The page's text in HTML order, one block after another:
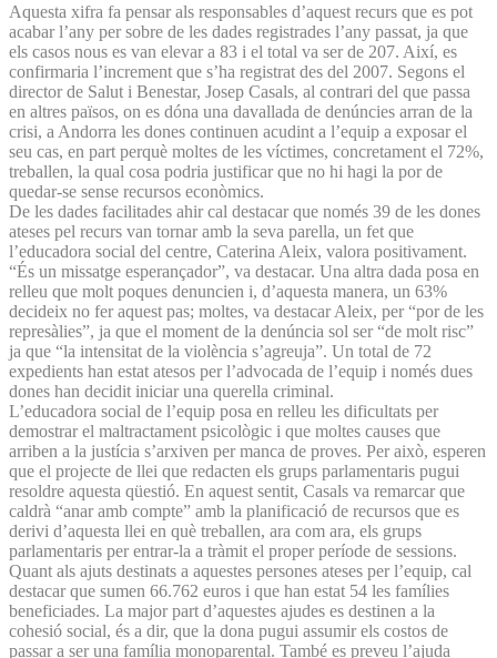
Aquesta xifra fa pensar als responsables d’aquest recurs que es pot
acabar l’any per sobre de les dades registrades l’any passat, ja que
els casos nous es van elevar a 83 i el total va ser de 207. Així, es
confirmaria l’increment que s’ha registrat des del 2007. Segons el
director de Salut i Benestar, Josep Casals, al contrari del que passa
en altres països, on es dóna una davallada de denúncies arran de la
crisi, a Andorra les dones continuen acudint a l’equip a exposar el
seu cas, en part perquè moltes de les víctimes, concretament el 72%,
treballen, la qual cosa podria justificar que no hi hagi la por de
quedar-se sense recursos econòmics.
De les dades facilitades ahir cal destacar que només 39 de les dones
ateses pel recurs van tornar amb la seva parella, un fet que
l’educadora social del centre, Caterina Aleix, valora positivament.
“És un missatge esperançador”, va destacar. Una altra dada posa en
relleu que molt poques denuncien i, d’aquesta manera, un 63%
decideix no fer aquest pas; moltes, va destacar Aleix, per “por de les
represàlies”, ja que el moment de la denúncia sol ser “de molt risc”
ja que “la intensitat de la violència s’agreuja”. Un total de 72
expedients han estat atesos per l’advocada de l’equip i només dues
dones han decidit iniciar una querella criminal.
L’educadora social de l’equip posa en relleu les dificultats per
demostrar el maltractament psicològic i que moltes causes que
arriben a la justícia s’arxiven per manca de proves. Per això, esperen
que el projecte de llei que redacten els grups parlamentaris pugui
resoldre aquesta qüestió. En aquest sentit, Casals va remarcar que
caldrà “anar amb compte” amb la planificació de recursos que es
derivi d’aquesta llei en què treballen, ara com ara, els grups
parlamentaris per entrar-la a tràmit el proper període de sessions.
Quant als ajuts destinats a aquestes persones ateses per l’equip, cal
destacar que sumen 66.762 euros i que han estat 54 les famílies
beneficiades. La major part d’aquestes ajudes es destinen a la
cohesió social, és a dir, que la dona pugui assumir els costos de
passar a ser una família monoparental. També es preveu l’ajuda